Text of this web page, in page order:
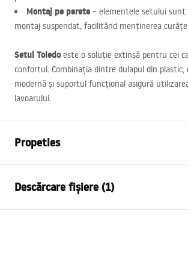
Montaj pe perete – elementele setului
montaj suspendat, facilitând menținerea
Setul Toledoeste o soluție extinsă pentru cei
confortul. Combinația dintre dulapul din plastic,
modernă și suportul funcțional asigură
lavoarului.
Propeties
Metodă de montaj
Material
Ceramică
Descărcare fișiere (1)